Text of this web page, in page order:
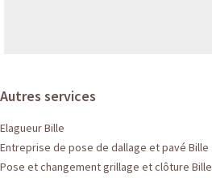
Autres services
Elagueur Bille
Entreprise de pose de dallage et pavé Bille
Pose et changement grillage et clôture Bille